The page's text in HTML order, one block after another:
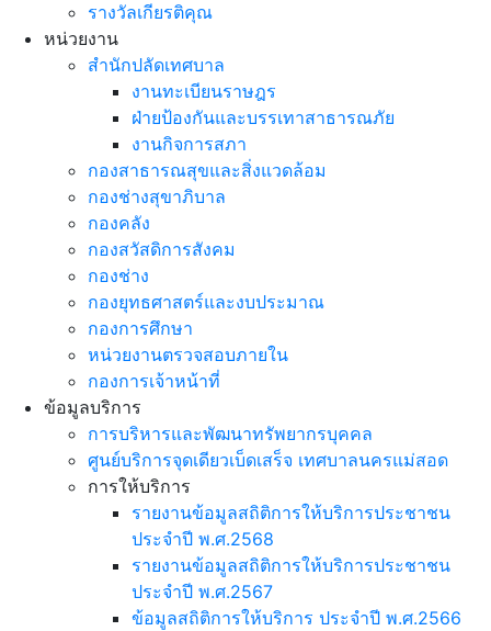
รางวัลเกียรติคุณ
หน่วยงาน
สำนักปลัดเทศบาล
งานทะเบียนราษฎร
ฝ่ายป้องกันและบรรเทาสาธารณภัย
งานกิจการสภา
กองสาธารณสุขและสิ่งแวดล้อม
กองช่างสุขาภิบาล
กองคลัง
กองสวัสดิการสังคม
กองช่าง
กองยุทธศาสตร์และงบประมาณ
กองการศึกษา
หน่วยงานตรวจสอบภายใน
กองการเจ้าหน้าที่
ข้อมูลบริการ
การบริหารและพัฒนาทรัพยากรบุคคล
ศูนย์บริการจุดเดียวเบ็ดเสร็จ เทศบาลนครแม่สอด
การให้บริการ
รายงานข้อมูลสถิติการให้บริการประชาชน
ประจำปี พ.ศ.2568
รายงานข้อมูลสถิติการให้บริการประชาชน
ประจำปี พ.ศ.2567
ข้อมูลสถิติการให้บริการ ประจำปี พ.ศ.2566